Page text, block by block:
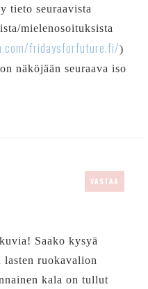
tieto seuraavista
mielenosoituksista
fridaysforfuture.fi/)
näköjään seuraava iso
VASTAA
Saako kysyä
ruokavalion
kala on tullut